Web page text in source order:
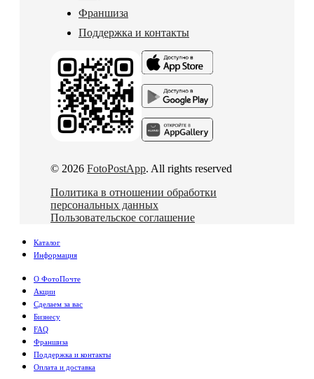
Франшиза
Поддержка и контакты
© 2026 FotoPostApp. All rights reserved
Политика в отношении обработки
персональных данных
Пользовательское соглашение
Каталог
Информация
О ФотоПочте
Акции
Сделаем за вас
Бизнесу
FAQ
Франшиза
Поддержка и контакты
Оплата и доставка